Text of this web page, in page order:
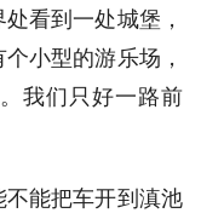
看到一处城堡，
小型的游乐场，
我们只好一路前
能把车开到滇池